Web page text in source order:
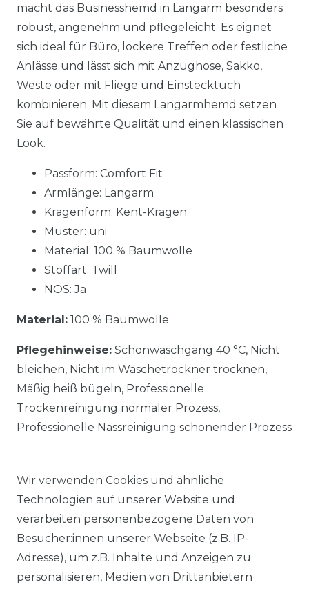
macht das Businesshemd in Langarm besonders
robust, angenehm und pflegeleicht. Es eignet
sich ideal für Büro, lockere Treffen oder festliche
Anlässe und lässt sich mit Anzughose, Sakko,
Weste oder mit Fliege und Einstecktuch
kombinieren. Mit diesem Langarmhemd setzen
Sie auf bewährte Qualität und einen klassischen
Look.
Passform: Comfort Fit
Armlänge: Langarm
Kragenform: Kent-Kragen
Muster: uni
Material: 100 % Baumwolle
Stoffart: Twill
NOS: Ja
Material: 100 % Baumwolle
Pflegehinweise: Schonwaschgang 40 °C, Nicht
bleichen, Nicht im Wäschetrockner trocknen,
Mäßig heiß bügeln, Professionelle
Trockenreinigung normaler Prozess,
Professionelle Nassreinigung schonender Prozess
Ähnlicher Artikel
Venti - Modern Fit - Herren
Wir verwenden Cookies und ähnliche
Technologien auf unserer Website und
verarbeiten personenbezogene Daten von
Besucher:innen unserer Webseite (z.B. IP-
Adresse), um z.B. Inhalte und Anzeigen zu
personalisieren, Medien von Drittanbietern